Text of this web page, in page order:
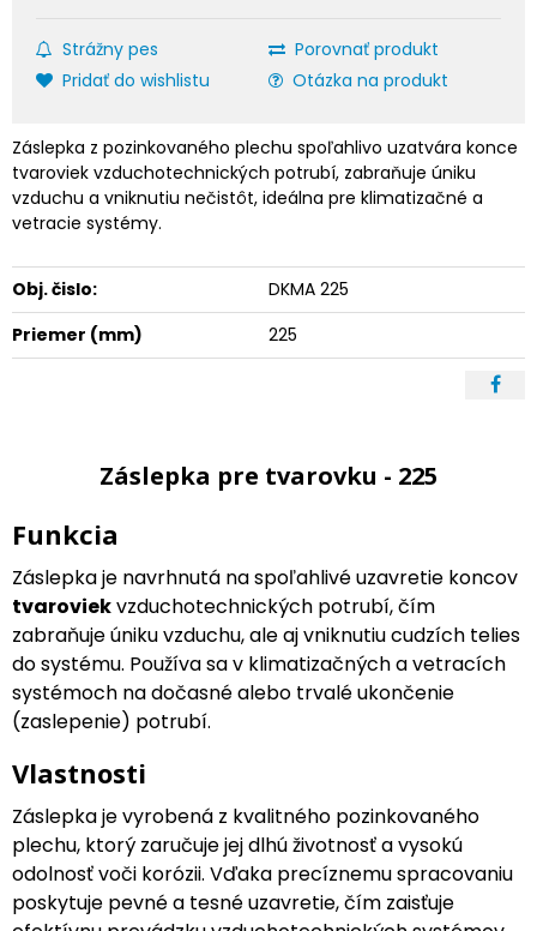
Strážny pes
Porovnať produkt
Pridať do wishlistu
Otázka na produkt
Záslepka z pozinkovaného plechu spoľahlivo uzatvára konce
tvaroviek vzduchotechnických potrubí, zabraňuje úniku
vzduchu a vniknutiu nečistôt, ideálna pre klimatizačné a
vetracie systémy.
Obj. čislo:
DKMA 225
Priemer (mm)
225
Záslepka pre tvarovku - 225
Funkcia
Záslepka je navrhnutá na spoľahlivé uzavretie koncov
tvaroviekvzduchotechnických potrubí, čím
zabraňuje úniku vzduchu, ale aj vniknutiu cudzích telies
do systému. Používa sa v klimatizačných a vetracích
systémoch na dočasné alebo trvalé ukončenie
(zaslepenie) potrubí.
Vlastnosti
Záslepka je vyrobená z kvalitného pozinkovaného
plechu, ktorý zaručuje jej dlhú životnosť a vysokú
odolnosť voči korózii. Vďaka precíznemu spracovaniu
poskytuje pevné a tesné uzavretie, čím zaisťuje